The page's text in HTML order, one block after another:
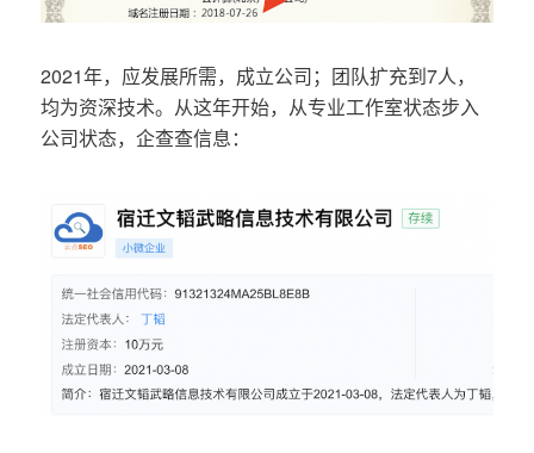
2021年，应发展所需，成立公司；团队扩充到7人，
均为资深技术。从这年开始，从专业工作室状态步入
公司状态，企查查信息：